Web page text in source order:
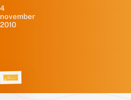
4
november
2010